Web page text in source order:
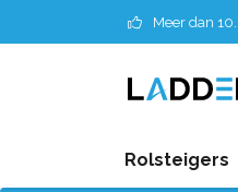
Meer dan
Rolsteigers